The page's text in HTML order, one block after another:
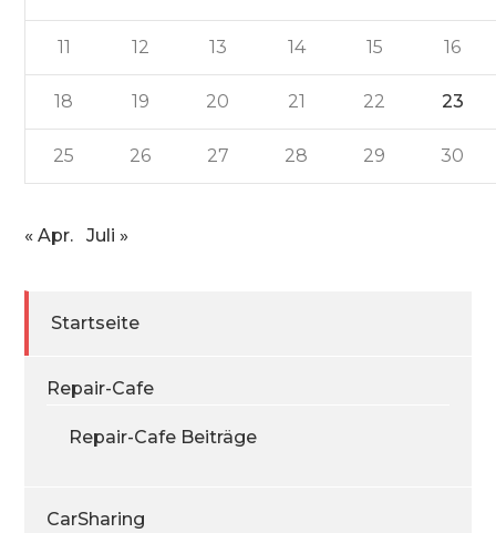
11 12 13 14 15 16
18 19 20 21 22 23
25 26 27 28 29 30
« Apr. Juli »
Startseite
Repair-Cafe
Repair-Cafe Beiträge
CarSharing